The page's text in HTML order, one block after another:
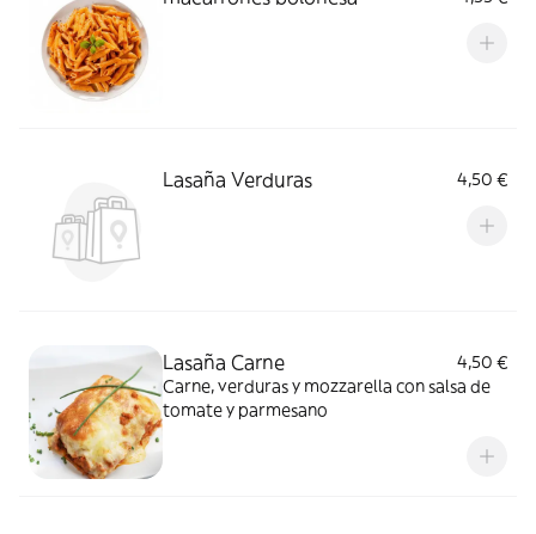
Lasaña Verduras 4,50 €
Lasaña Carne
4,50 €
Carne, verduras y mozzarella con salsa de
tomate y parmesano